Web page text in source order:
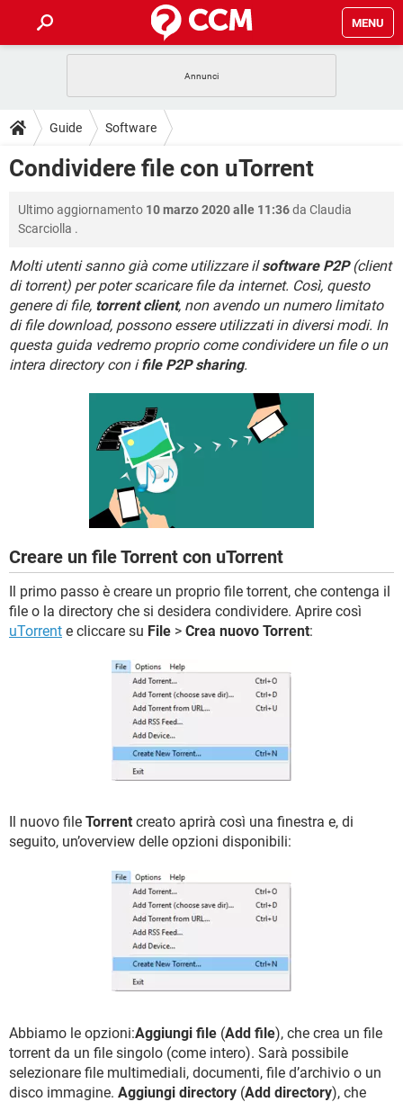
MENU
INTRATTENIMENTO
iOS WINDOWS 10
TIKTOK
GUIDE
COVID-19
INTRATTENIMENTO ANDROID
iOS WINDOWS 10
TIKTOK FACEBOOK
HARDWARE
DOWNLOAD
INTRATTENIMENTO
INSTAGRAM WHATSAPP
TIKTOK FACEBOOK
HARDWARE
FORUM
INTRATTENIMENTO ANDROID
iOS WINDOWS 10
INSTAGRAM WHATSAPP
TIKTOK FACEBOOK
COVID-19 GAMING
INTRATTENIMENTO ANDROID
iOS WINDOWS 10
FACEBOOK
Guide Software
Condividere file con uTorrent
Ultimo aggiornamento 10 marzo 2020 alle 11:36da Claudia
Scarciolla .
Molti utenti sanno già come utilizzare ilsoftware P2P(client
di torrent) per poter scaricare file da internet. Così, questo
genere di file, torrent client, non avendo un numero limitato
di file download, possono essere utilizzati in diversi modi. In
questa guida vedremo proprio come condividere un file o un
intera directory con ifile P2P sharing.
Creare un file Torrent con uTorrent
Il primo passo è creare un proprio file torrent, che contenga il
file o la directory che si desidera condividere. Aprire così
uTorrent e cliccare su File > Crea nuovo Torrent:
Il nuovo file Torrent creato aprirà così una finestra e, di
seguito, un’overview delle opzioni disponibili:
Abbiamo le opzioni:Aggiungi file (Add file), che crea un file
torrent da un file singolo (come intero). Sarà possibile
selezionare file multimediali, documenti, file d’archivio o un
disco immagine. Aggiungi directory (Add directory), che